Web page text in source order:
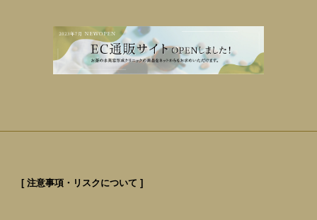
[ 注意事項・リスクについて ]